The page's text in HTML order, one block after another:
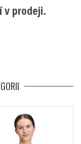
v prodeji.